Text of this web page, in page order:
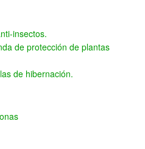
insectos.
de protección de plantas
de hibernación.